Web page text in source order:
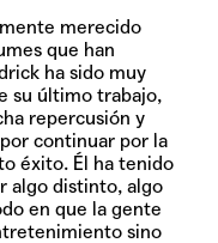
merecido
que han
ha sido muy
su último trabajo,
repercusión y
continuar por la
éxito. Él ha tenido
algo distinto, algo
en que la gente
sino